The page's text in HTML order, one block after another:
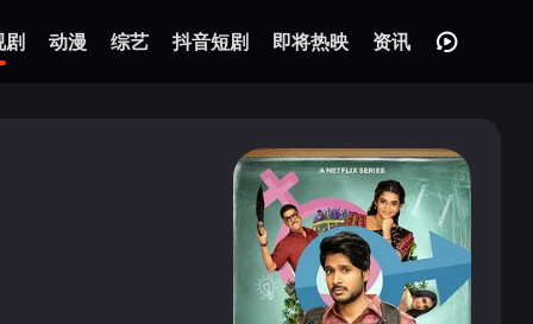
剧 动漫 综艺 抖音短剧 即将热映 资讯